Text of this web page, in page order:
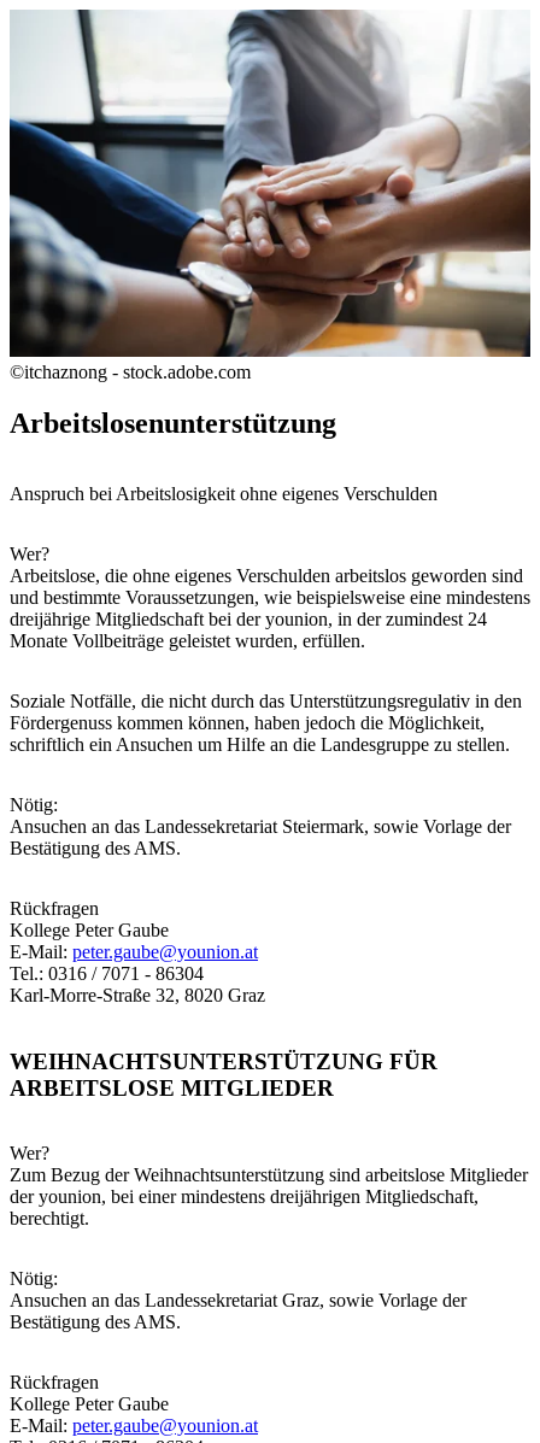
©itchaznong - stock.adobe.com
Arbeitslosenunterstützung
Anspruch bei Arbeitslosigkeit ohne eigenes Verschulden
Wer?
Arbeitslose, die ohne eigenes Verschulden arbeitslos geworden sind
und bestimmte Voraussetzungen, wie beispielsweise eine mindestens
dreijährige Mitgliedschaft bei der younion, in der zumindest 24
Monate Vollbeiträge geleistet wurden, erfüllen.
Soziale Notfälle, die nicht durch das Unterstützungsregulativ in den
Fördergenuss kommen können, haben jedoch die Möglichkeit,
schriftlich ein Ansuchen um Hilfe an die Landesgruppe zu stellen.
Nötig:
Ansuchen an das Landessekretariat Steiermark, sowie Vorlage der
Bestätigung des AMS.
Rückfragen
Kollege Peter Gaube
E-Mail: peter.gaube@younion.at
Tel.: 0316 / 7071 - 86304
Karl-Morre-Straße 32, 8020 Graz
WEIHNACHTSUNTERSTÜTZUNG FÜR
ARBEITSLOSE MITGLIEDER
Wer?
Zum Bezug der Weihnachtsunterstützung sind arbeitslose Mitglieder
der younion, bei einer mindestens dreijährigen Mitgliedschaft,
berechtigt.
Nötig:
Ansuchen an das Landessekretariat Graz, sowie Vorlage der
Bestätigung des AMS.
Rückfragen
Kollege Peter Gaube
E-Mail: peter.gaube@younion.at